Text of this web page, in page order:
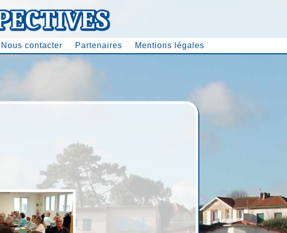
Nous contacter Partenaires Mentions légales